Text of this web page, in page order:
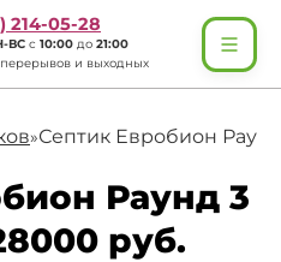
214-05-28
ВС с 10:00 до 21:00
и выходных
»Септик Евробион
Раунд 3
руб.